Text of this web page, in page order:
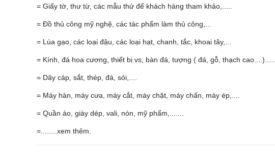
= Giấy tờ, thư từ, các mẫu thử để khách hàng tham khảo,.....
= Đồ thủ công mỹ nghệ, các tác phẩm làm thủ công,...
= Lúa gạo, các loại đậu, các loại hạt, chanh, tắc, khoai tây,...
= Kính, đá hoa cương, thiết bị vs, bàn đá, tượng ( đá, gỗ, thạch cao....).....
= Dây cáp, sắt, thép, đá, sỏi,....
= Máy hàn, máy cưa, máy cắt, máy chặt, máy chấn, máy ép,....
= Quần áo, giày dép, vali, nón, mỹ phẩm,.......
=........xem thêm.